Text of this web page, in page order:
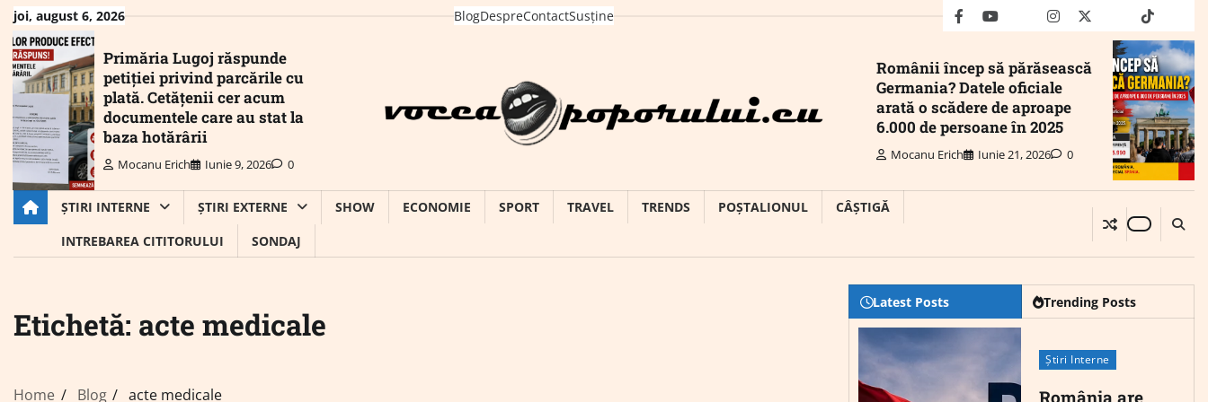
Skip
content
joi, august 6, 2026 BlogDespreContactSusține facebookyoutubeMailinstagram
twitter truthtiktok
Primăria Lugoj răspunde
petiției privind parcările cu
plată. Cetățenii cer acum
documentele care au stat la
baza hotărârii
Mocanu Erich Iunie 9, 2026 0
Românii încep să părăsească
Germania? Datele oficiale
arată o scădere de aproape
6.000 de persoane în 2025
Mocanu Erich Iunie 21, 2026 0
ȘTIRI INTERNE ȘTIRI EXTERNE SHOW ECONOMIE SPORT TRAVEL TRENDS POȘTALIONUL
CÂȘTIGĂ
INTREBAREA CITITORULUI
SONDAJ
Etichetă: acte medicale
Home Blog acte medicale
Latest Posts Trending Posts
Știri Interne
România are